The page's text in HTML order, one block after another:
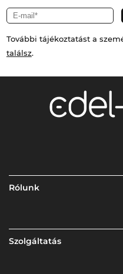
További tájékoztatást a
találsz.
Rólunk
Szolgáltatás